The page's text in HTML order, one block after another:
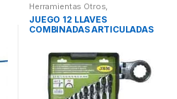
Herramientas Otros,
Herramientas De Mano
Herramientas De Mano
JUEGO 12 LLAVES
COMBINADAS ARTICULADAS